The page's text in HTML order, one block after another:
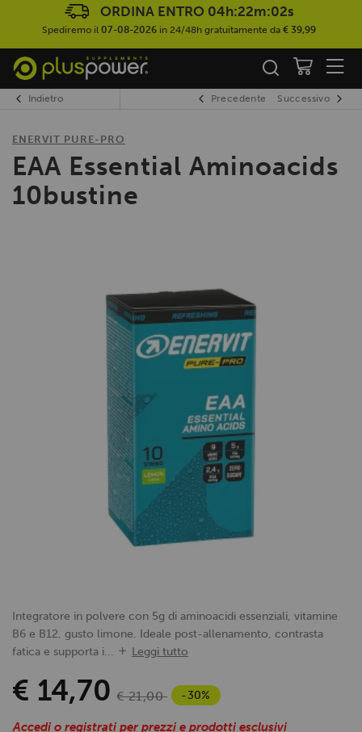
ORDINA ENTRO 04h:22m:01s
Spediremo il 07-08-2026 in 24/48h gratuitamente da € 39,99
Indietro Precedente Successivo
ENERVIT PURE-PRO
EAA Essential Aminoacids
10bustine
Integratore in polvere con 5g di aminoacidi essenziali, vitamine
B6 e B12, gusto limone. Ideale post-allenamento, contrasta
fatica e supporta i...
Leggi tutto
€ 14,70 € 21,00 -30%
Accedi o registrati per prezzi e prodotti esclusivi